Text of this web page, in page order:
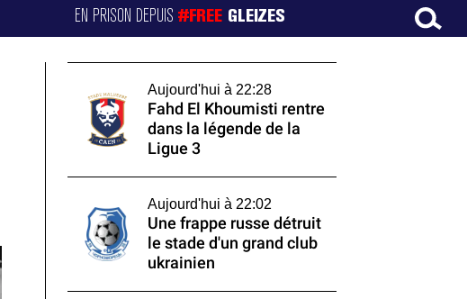
EN PRISON DEPUIS#FREE GLEIZES
Aujourd'hui à 22:28
Fahd El Khoumisti rentre
dans la légende de la
Ligue 3
Aujourd'hui à 22:02
Une frappe russe détruit
le stade d'un grand club
ukrainien